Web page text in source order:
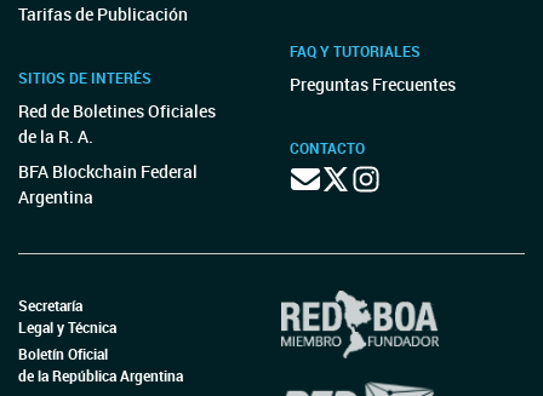
Tarifas de Publicación
SITIOS DE INTERÉS
Red de Boletines Oficiales
de la R. A.
BFA Blockchain Federal
Argentina
FAQ Y TUTORIALES
Preguntas Frecuentes
CONTACTO
Secretaría
Legal y Técnica
Boletín Oficial
de la República Argentina